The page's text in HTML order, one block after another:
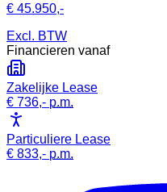
€ 45.950,-
Excl. BTW
Financieren vanaf
Zakelijke Lease
€ 736,- p.m.
Particuliere Lease
€ 833,- p.m.